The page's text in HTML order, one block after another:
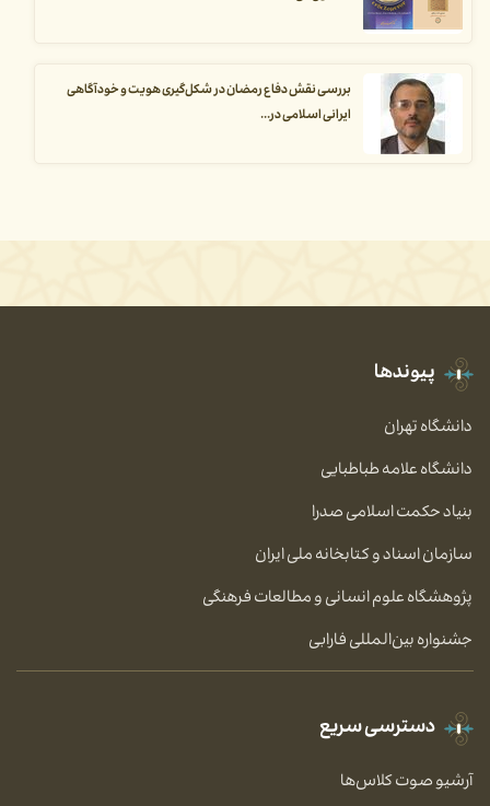
بررسی نقش دفاع رمضان در شکل‌گیری هویت و خودآگاهی
ایرانی اسلامی در...
پیوندها
دانشگاه تهران
دانشگاه علامه طباطبایی
بنیاد حکمت اسلامی صدرا
سازمان اسناد و کتابخانه ملی ایران
پژوهشگاه علوم انسانی و مطالعات فرهنگی
جشنواره بین‌المللی فارابی
دسترسی سریع
آرشیو صوت کلاس‌ها